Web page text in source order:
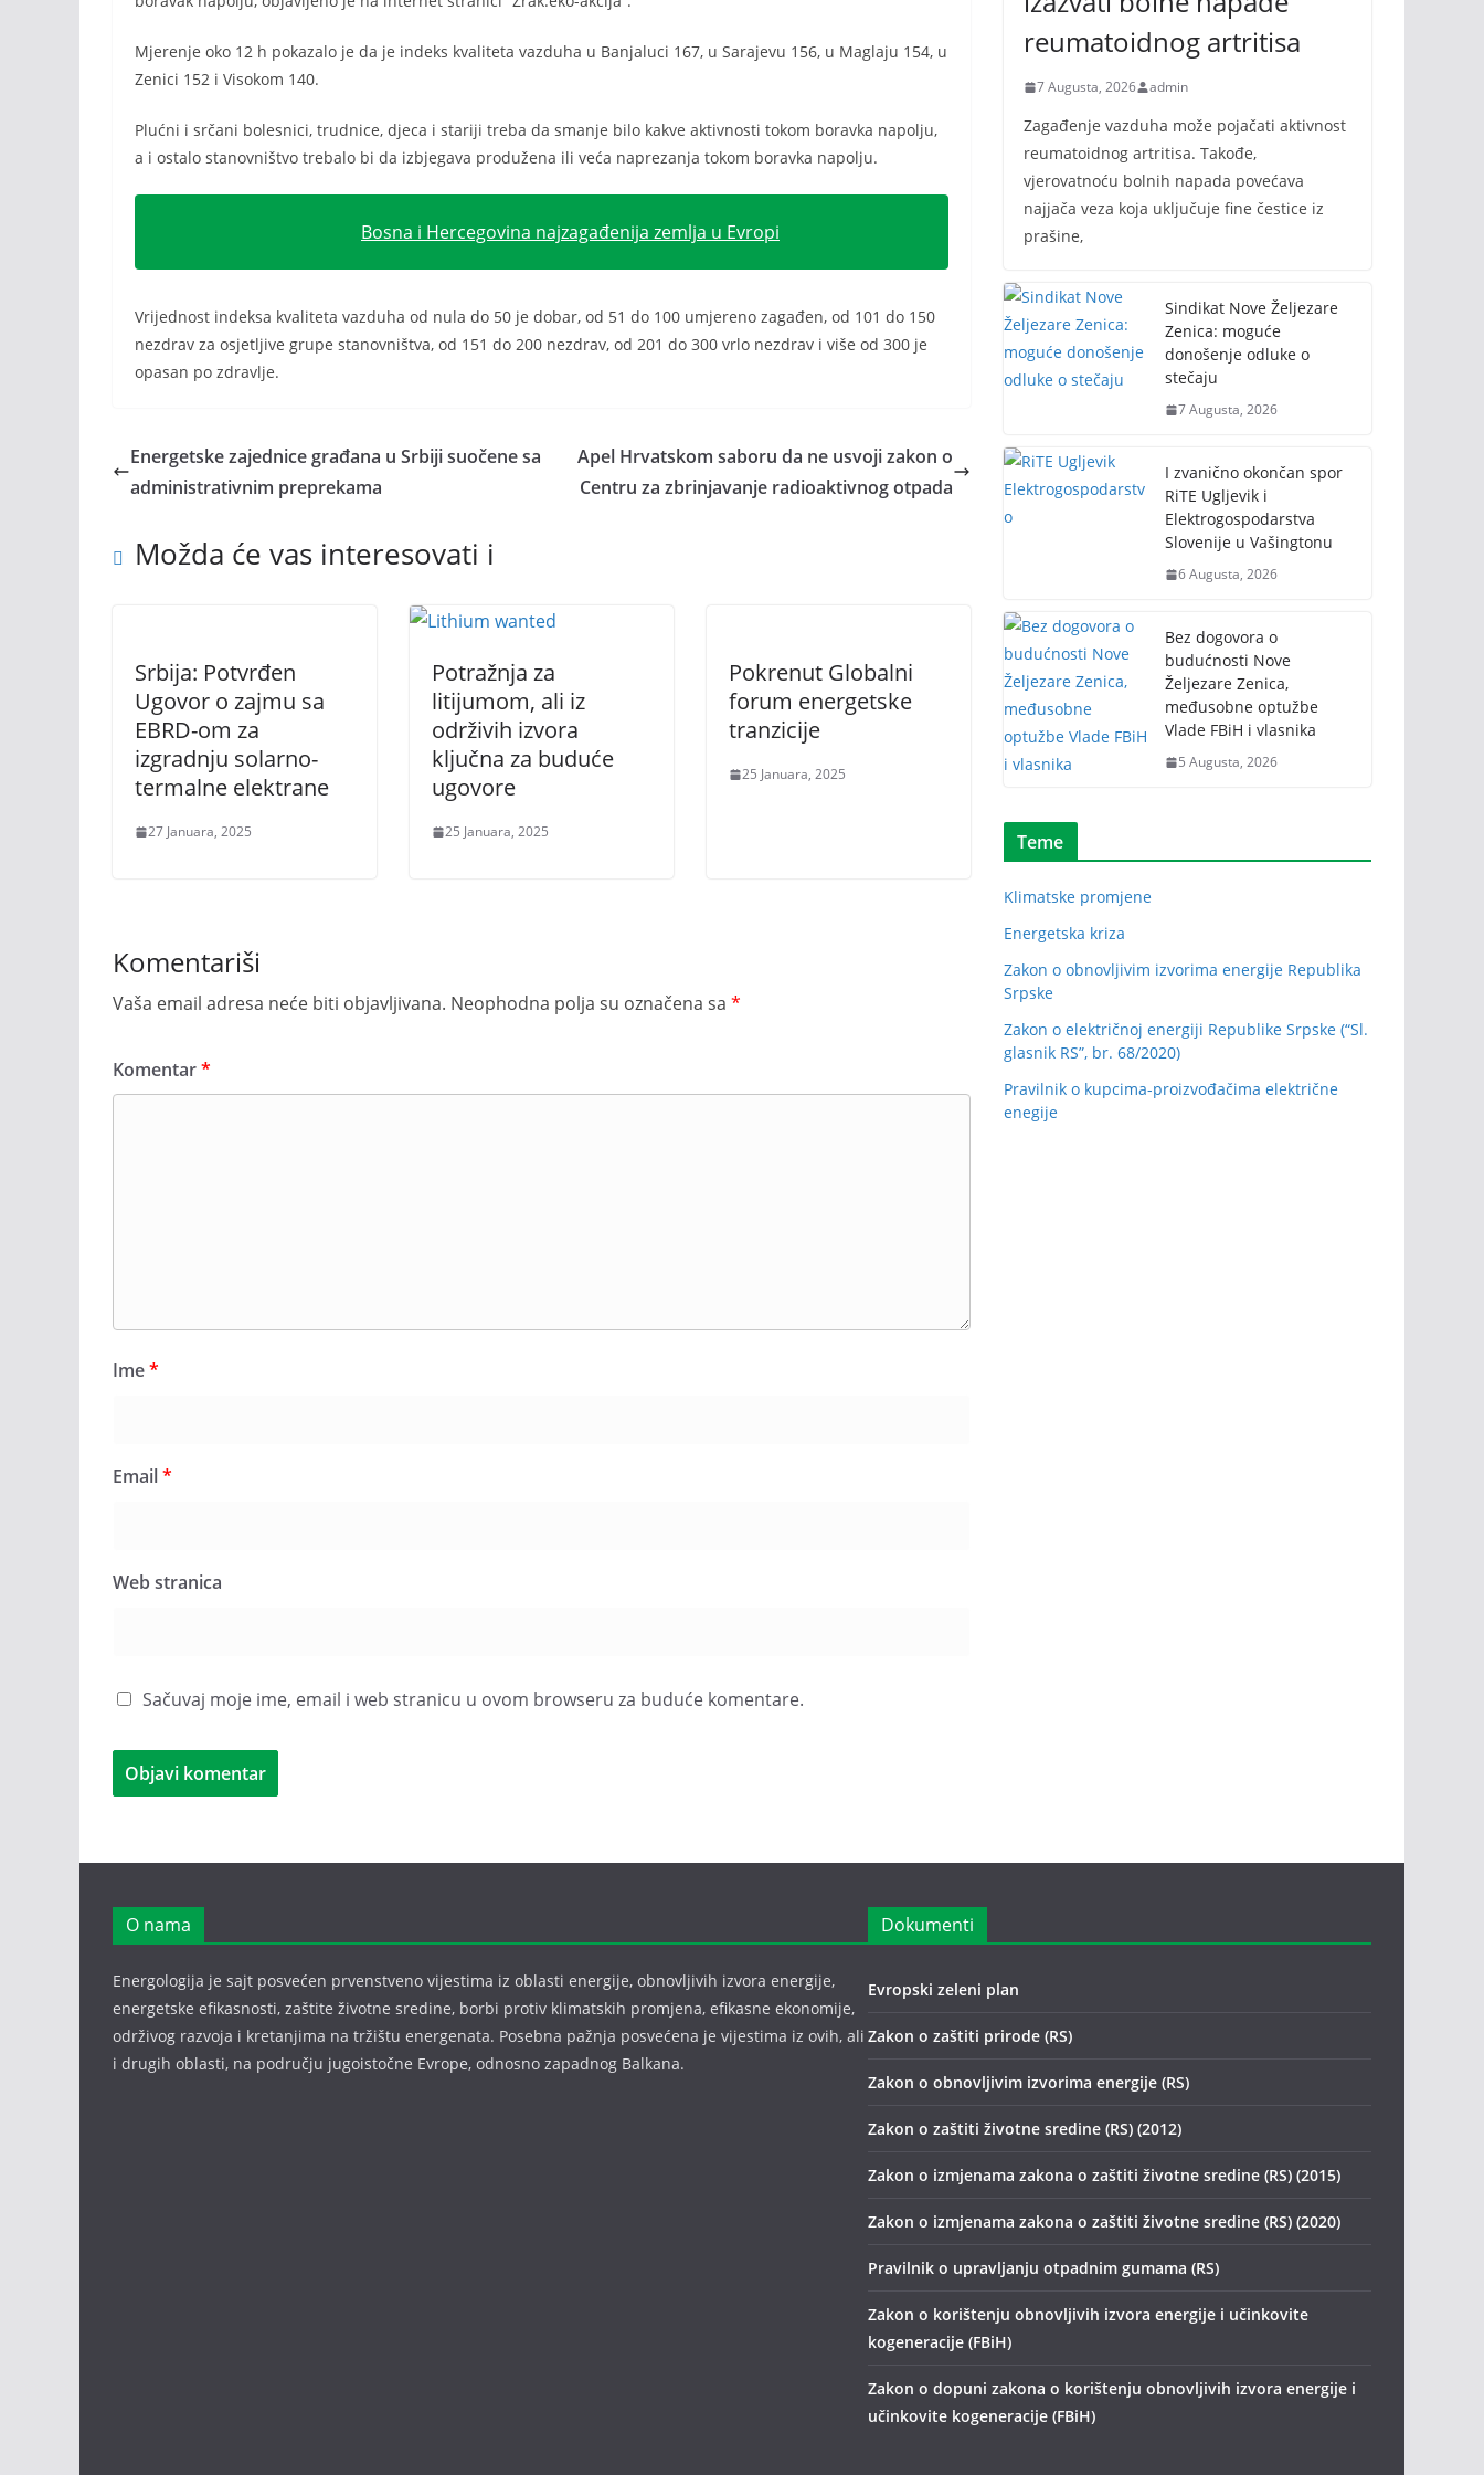
Mjerenje oko 12 h pokazalo je da je indeks kvaliteta vazduha u Banjaluci 167, u Sarajevu 156, u Maglaju 154, u
Zenici 152 i Visokom 140.
Plućni i srčani bolesnici, trudnice, djeca i stariji treba da smanje bilo kakve aktivnosti tokom boravka napolju,
a i ostalo stanovništvo trebalo bi da izbjegava produžena ili veća naprezanja tokom boravka napolju.
Bosna i Hercegovina najzagađenija zemlja u Evropi
Vrijednost indeksa kvaliteta vazduha od nula do 50 je dobar, od 51 do 100 umjereno zagađen, od 101 do 150
nezdrav za osjetljive grupe stanovništva, od 151 do 200 nezdrav, od 201 do 300 vrlo nezdrav i više od 300 je
opasan po zdravlje.
Energetske zajednice građana u Srbiji suočene sa
administrativnim preprekama
Apel Hrvatskom saboru da ne usvoji zakon o
Centru za zbrinjavanje radioaktivnog otpada
Možda će vas interesovati i
Srbija: Potvrđen
Ugovor o zajmu sa
EBRD-om za
izgradnju solarno-
termalne elektrane
27 Januara, 2025
Potražnja za
litijumom, ali iz
održivih izvora
ključna za buduće
ugovore
25 Januara, 2025
Pokrenut Globalni
forum energetske
tranzicije
25 Januara, 2025
Komentariši
Vaša email adresa neće biti objavljivana. Neophodna polja su označena sa *
Komentar*
Ime*
Email*
Web stranica
Sačuvaj moje ime, email i web stranicu u ovom browseru za buduće komentare.
reumatoidnog artritisa
7 Augusta, 2026 admin
Zagađenje vazduha može pojačati aktivnost
reumatoidnog artritisa. Takođe,
vjerovatnoću bolnih napada povećava
najjača veza koja uključuje fine čestice iz
prašine,
Sindikat Nove Željezare
Zenica: moguće
donošenje odluke o
stečaju
7 Augusta, 2026
I zvanično okončan spor
RiTE Ugljevik i
Elektrogospodarstva
Slovenije u Vašingtonu
6 Augusta, 2026
Bez dogovora o
budućnosti Nove
Željezare Zenica,
međusobne optužbe
Vlade FBiH i vlasnika
5 Augusta, 2026
Teme
Klimatske promjene
Energetska kriza
Zakon o obnovljivim izvorima energije Republika
Srpske
Zakon o električnoj energiji Republike Srpske (“Sl.
glasnik RS”, br. 68/2020)
Pravilnik o kupcima-proizvođačima električne
enegije
O nama
Energologija je sajt posvećen prvenstveno vijestima iz oblasti energije, obnovljivih izvora energije,
energetske efikasnosti, zaštite životne sredine, borbi protiv klimatskih promjena, efikasne ekonomije,
održivog razvoja i kretanjima na tržištu energenata. Posebna pažnja posvećena je vijestima iz ovih, ali
i drugih oblasti, na području jugoistočne Evrope, odnosno zapadnog Balkana.
Dokumenti
Evropski zeleni plan
Zakon o zaštiti prirode (RS)
Zakon o obnovljivim izvorima energije (RS)
Zakon o zaštiti životne sredine (RS) (2012)
Zakon o izmjenama zakona o zaštiti životne sredine (RS) (2015)
Zakon o izmjenama zakona o zaštiti životne sredine (RS) (2020)
Pravilnik o upravljanju otpadnim gumama (RS)
Zakon o korištenju obnovljivih izvora energije i učinkovite
kogeneracije (FBiH)
Zakon o dopuni zakona o korištenju obnovljivih izvora energije i
učinkovite kogeneracije (FBiH)